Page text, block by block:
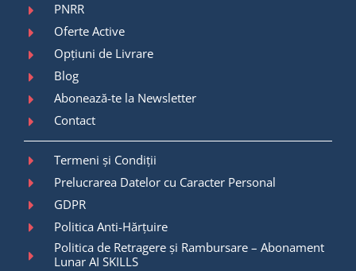
PNRR
Oferte Active
Opțiuni de Livrare
Blog
Abonează-te la Newsletter
Contact
Termeni și Condiții
Prelucrarea Datelor cu Caracter Personal
GDPR
Politica Anti-Hărțuire
Politica de Retragere și Rambursare – Abonament
Lunar AI SKILLS